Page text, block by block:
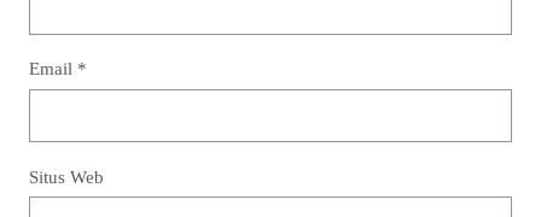
Email *
Situs Web